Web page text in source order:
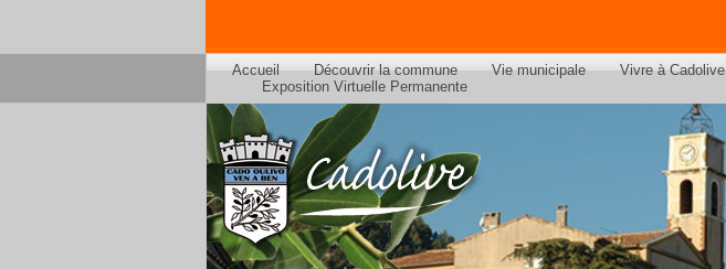
Accueil Découvrir la commune Vie municipale Vivre à Cadolive
Exposition Virtuelle Permanente